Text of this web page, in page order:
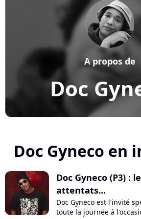
Doc
A propos de
Doc Gyneco en
Doc Gyneco (P3) :
attentats...
Doc Gyneco est l'invité
toute la journée à